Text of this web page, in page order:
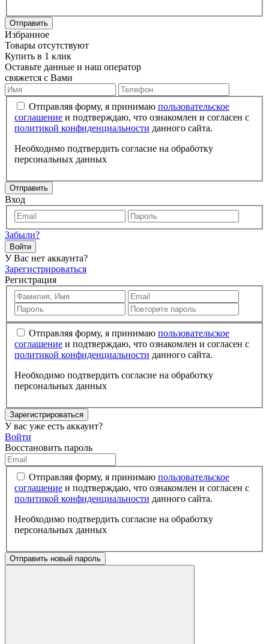
Отправить
Избранное
Товары отсутствуют
Купить в 1 клик
Оставьте данные и наш оператор
свяжется с Вами
Отправляя форму, я принимаю пользовательское
соглашение и подтверждаю, что ознакомлен и согласен с
политикой конфиденциальности данного сайта.
Необходимо подтвердить согласие на обработку
персональных данных
Отправить
Вход
Забыли?
Войти
У Вас нет аккаунта?
Зарегистрироваться
Регистрация
Отправляя форму, я принимаю пользовательское
соглашение и подтверждаю, что ознакомлен и согласен с
политикой конфиденциальности данного сайта.
Необходимо подтвердить согласие на обработку
персональных данных
Зарегистрироваться
У вас уже есть аккаунт?
Войти
Восстановить пароль
Отправляя форму, я принимаю пользовательское
соглашение и подтверждаю, что ознакомлен и согласен с
политикой конфиденциальности данного сайта.
Необходимо подтвердить согласие на обработку
персональных данных
Отправить новый пароль